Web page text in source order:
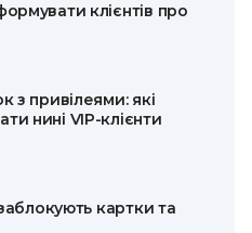
клієнтів про
з привілеями: які
нині VIP-клієнти
картки та